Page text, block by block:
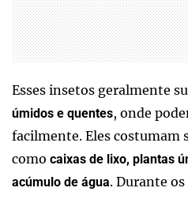
Esses insetos geralmente
úmidos e quentes, onde
facilmente. Eles costumam
como caixas de lixo, plantas
acúmulo de água. Durante